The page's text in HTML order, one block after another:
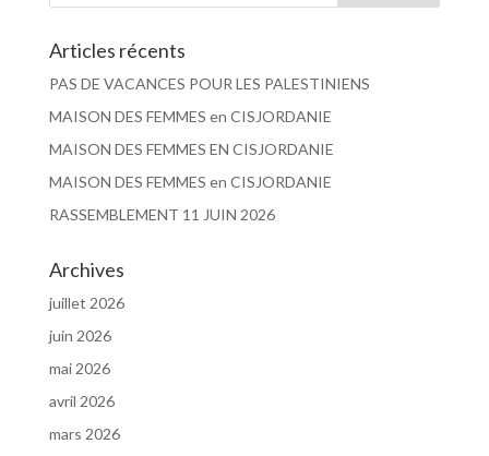
Articles récents
PAS DE VACANCES POUR LES PALESTINIENS
MAISON DES FEMMES en CISJORDANIE
MAISON DES FEMMES EN CISJORDANIE
MAISON DES FEMMES en CISJORDANIE
RASSEMBLEMENT 11 JUIN 2026
Archives
juillet 2026
juin 2026
mai 2026
avril 2026
mars 2026